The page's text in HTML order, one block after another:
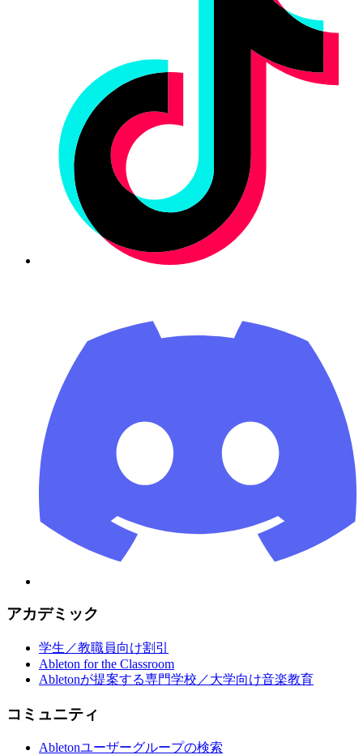
アカデミック
学生／教職員向け割引
Ableton for the Classroom
Abletonが提案する専門学校／大学向け音楽教育
コミュニティ
Abletonユーザーグループの検索